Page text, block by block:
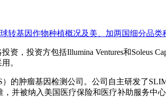
转基因作物种植概况及美、加两国细分品类
，投资方包括Illumina Ventures和Soleus
。
的肿瘤基因检测公司。公司自主研发了
并被纳入美国医疗保险和医疗补助服务中心